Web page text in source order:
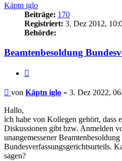
Käptn iglo
Beiträge: 170
Registriert: 3. Dez 2012,
Behörde:
Beamtenbesoldung
Beitrag
von Käptn iglo » 3. Dez 2022,
Hallo,
ich habe von Kollegen gehört, dass
Diskussionen gibt bzw. Anmelden
unangemessener
Bundesverfassungsgerichtsurteils.
sagen?